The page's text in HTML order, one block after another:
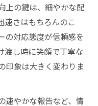
上の鍵は、細やかな配
速さはもちろんのこ
の対応態度が信頼感を
渡し時に笑顔で丁寧な
印象は大きく変わりま
速やかな報告など、情